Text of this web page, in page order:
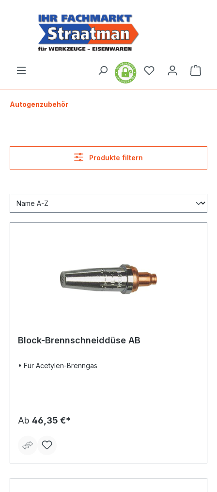
Autogenzubehör
Produkte filtern
Block-Brennschneiddüse AB
• Für Acetylen-Brenngas
Ab 46,35 €*